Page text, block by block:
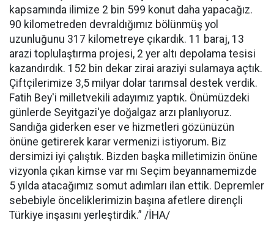
kapsamında ilimize 2 bin 599 konut daha yapacağız.
90 kilometreden devraldığımız bölünmüş yol
uzunluğunu 317 kilometreye çıkardık. 11 baraj, 13
arazi toplulaştırma projesi, 2 yer altı depolama tesisi
kazandırdık. 152 bin dekar zirai araziyi sulamaya açtık.
Çiftçilerimize 3,5 milyar dolar tarımsal destek verdik.
Fatih Bey'i milletvekili adayımız yaptık. Önümüzdeki
günlerde Seyitgazi'ye doğalgaz arzı planlıyoruz.
Sandığa giderken eser ve hizmetleri gözünüzün
önüne getirerek karar vermenizi istiyorum. Biz
dersimizi iyi çalıştık. Bizden başka milletimizin önüne
vizyonla çıkan kimse var mı Seçim beyannamemizde
5 yılda atacağımız somut adımları ilan ettik. Depremler
sebebiyle önceliklerimizin başına afetlere dirençli
Türkiye inşasını yerleştirdik.” /İHA/